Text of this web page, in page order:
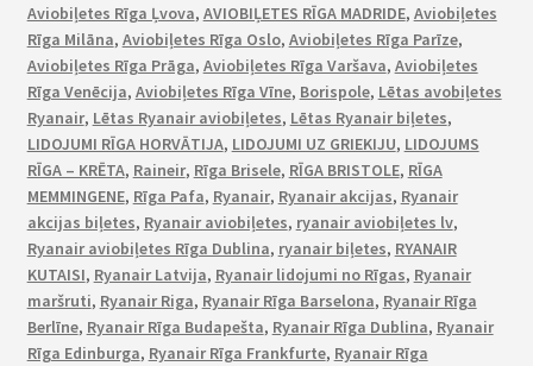
Aviobiļetes Rīga Ļvova, AVIOBIĻETES RĪGA MADRIDE, Aviobiļetes
Rīga Milāna, Aviobiļetes Rīga Oslo, Aviobiļetes Rīga Parīze,
Aviobiļetes Rīga Prāga, Aviobiļetes Rīga Varšava, Aviobiļetes
Rīga Venēcija, Aviobiļetes Rīga Vīne, Borispole, Lētas avobiļetes
Ryanair, Lētas Ryanair aviobiļetes, Lētas Ryanair biļetes,
LIDOJUMI RĪGA HORVĀTIJA, LIDOJUMI UZ GRIEKIJU, LIDOJUMS
RĪGA – KRĒTA, Raineir, Rīga Brisele, RĪGA BRISTOLE, RĪGA
MEMMINGENE, Rīga Pafa, Ryanair, Ryanair akcijas, Ryanair
akcijas biļetes, Ryanair aviobiļetes, ryanair aviobiļetes lv,
Ryanair aviobiļetes Rīga Dublina, ryanair biļetes, RYANAIR
KUTAISI, Ryanair Latvija, Ryanair lidojumi no Rīgas, Ryanair
maršruti, Ryanair Riga, Ryanair Rīga Barselona, Ryanair Rīga
Berlīne, Ryanair Rīga Budapešta, Ryanair Rīga Dublina, Ryanair
Rīga Edinburga, Ryanair Rīga Frankfurte, Ryanair Rīga